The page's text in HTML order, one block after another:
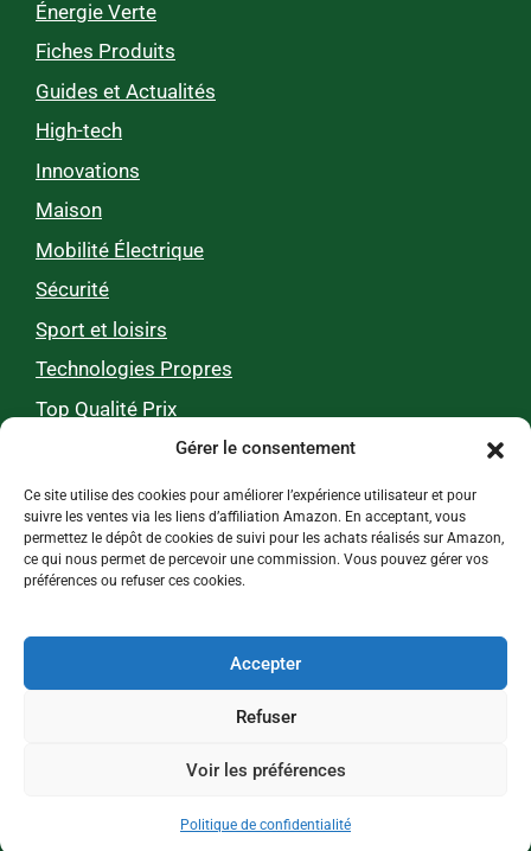
Gérer le consentement
Ce site utilise des cookies pour améliorer l’expérience utilisateur et pour
suivre les ventes via les liens d’affiliation Amazon. En acceptant, vous
permettez le dépôt de cookies de suivi pour les achats réalisés sur Amazon,
ce qui nous permet de percevoir une commission. Vous pouvez gérer vos
préférences ou refuser ces cookies.
Accepter
Refuser
Voir les préférences
Politique de confidentialité
Énergie Verte
Fiches Produits
Guides et Actualités
High-tech
Innovations
Maison
Mobilité Électrique
Sécurité
Sport et loisirs
Technologies Propres
Top Qualité Prix
Zéro pub, 100 % utile
Nos tests et comparatifs 0% pub, 100%
indépendants !
d’hébergements écologiques pour un mode de vie
Copyright © 2026 – Fait avec ♥ par